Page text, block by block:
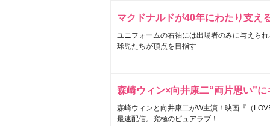
マクドナルドが40年にわたり支え
ユニフォームの右袖には出場者のみに与えら
球児たちが頂点を目指す
森崎ウィン×向井康二“両片思い”
森崎ウィンと向井康二がW主演！映画『（
最速配信。究極のピュアラブ！